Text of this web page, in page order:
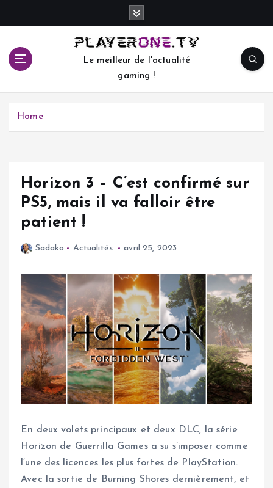
c
Le meilleur de l'actualité
gaming !
Home
Horizon 3 – C’est confirmé sur
PS5, mais il va falloir être
patient !
Sadako Actualités avril 25, 2023
En deux volets principaux et deux DLC, la série
Horizon de Guerrilla Games a su s’imposer comme
l’une des licences les plus fortes de PlayStation.
Avec la sortie de Burning Shores dernièrement, et